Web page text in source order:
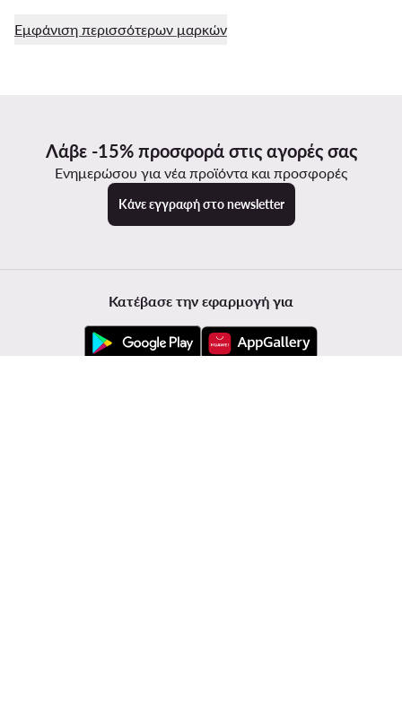
Εμφάνιση περισσότερων μαρκών
Λάβε -15% προσφορά στις αγορές σας
Ενημερώσου για νέα προϊόντα και προσφορές
Κάνε εγγραφή στο newsletter
Κατέβασε την εφαρμογή για